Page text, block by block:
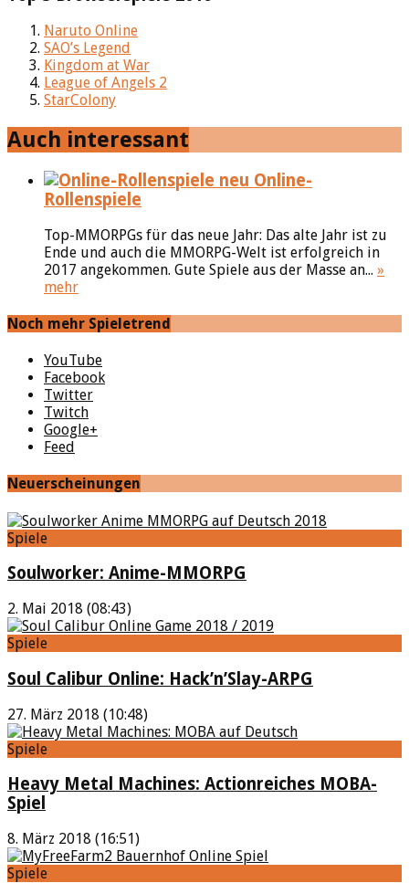
Naruto Online
SAO’s Legend
Kingdom at War
League of Angels 2
StarColony
Auch interessant
Online-
Rollenspiele
Top-MMORPGs für das neue Jahr: Das alte Jahr ist zu
Ende und auch die MMORPG-Welt ist erfolgreich in
2017 angekommen. Gute Spiele aus der Masse an... »
mehr
Noch mehr Spieletrend
YouTube
Facebook
Twitter
Twitch
Google+
Feed
Neuerscheinungen
Spiele
Soulworker: Anime-MMORPG
2. Mai 2018 (08:43)
Spiele
Soul Calibur Online: Hack’n’Slay-ARPG
27. März 2018 (10:48)
Spiele
Heavy Metal Machines: Actionreiches MOBA-
Spiel
8. März 2018 (16:51)
Spiele